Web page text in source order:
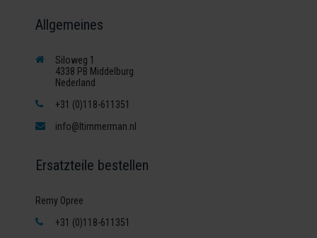
Allgemeines
Siloweg 1
4338 PB Middelburg
Nederland
+31 (0)118-611351
info@ltimmerman.nl
Ersatzteile bestellen
Remy Opree
+31 (0)118-611351